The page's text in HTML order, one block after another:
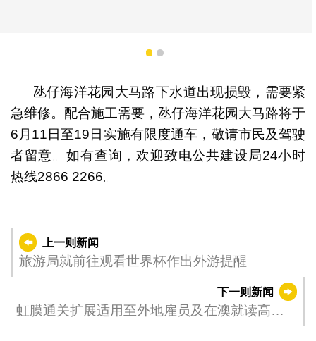
1 2
氹仔海洋花园大马路下水道出现损毁，需要紧
急维修。配合施工需要，氹仔海洋花园大马路将于
6月11日至19日实施有限度通车，敬请市民及驾驶
者留意。如有查询，欢迎致电公共建设局24小时
热线2866 2266。
上一则新闻
旅游局就前往观看世界杯作出外游提醒
下一则新闻
虹膜通关扩展适用至外地雇员及在澳就读高等